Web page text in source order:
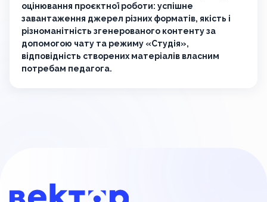
оцінювання проєктної роботи: успішне
завантаження джерел різних форматів, якість і
різноманітність згенерованого контенту за
допомогою чату та режиму «Студія»,
відповідність створених матеріалів власним
потребам педагога.